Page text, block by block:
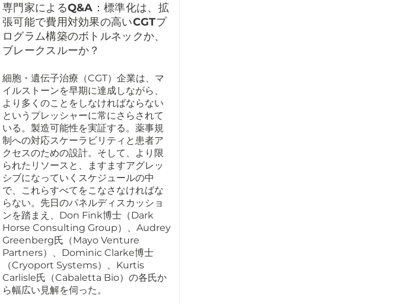
専門家によるQ&A：標準化は、拡
張可能で費用対効果の高いCGTプ
ログラム構築のボトルネックか、
ブレークスルーか？
細胞・遺伝子治療（CGT）企業は、マ
イルストーンを早期に達成しながら、
より多くのことをしなければならない
というプレッシャーに常にさらされて
いる。製造可能性を実証する。薬事規
制への対応スケーラビリティと患者ア
クセスのための設計。そして、より限
られたリソースと、ますますアグレッ
シブになっていくスケジュールの中
で、これらすべてをこなさなければな
らない。先日のパネルディスカッショ
ンを踏まえ、Don Fink博士（Dark
Horse Consulting Group）、Audrey
Greenberg氏（Mayo Venture
Partners）、Dominic Clarke博士
（Cryoport Systems）、Kurtis
Carlisle氏（Cabaletta Bio）の各氏か
ら幅広い見解を伺った。